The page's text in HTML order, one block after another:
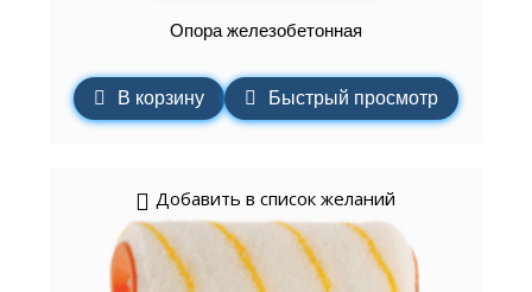
Опора железобетонная
В корзину Быстрый просмотр
Добавить в список желаний